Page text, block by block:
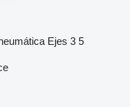
Ejes 3 5